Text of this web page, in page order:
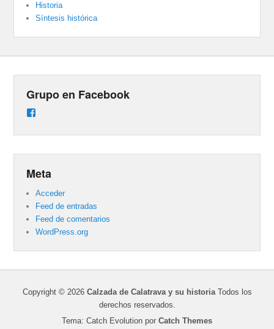
Historia
Síntesis histórica
Grupo en Facebook
Meta
Acceder
Feed de entradas
Feed de comentarios
WordPress.org
Copyright © 2026 Calzada de Calatrava y su historiaTodos los
derechos reservados.
Tema: Catch Evolution por Catch Themes